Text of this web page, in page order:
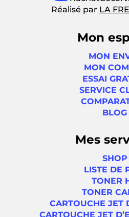
Réalisé par LA
Mon
MON
MON
ESSAI
SERVICE
BLOG
Mes
SHOP
LISTE DE
TONER
TONER
CARTOUCHE JET
CARTOUCHE JET